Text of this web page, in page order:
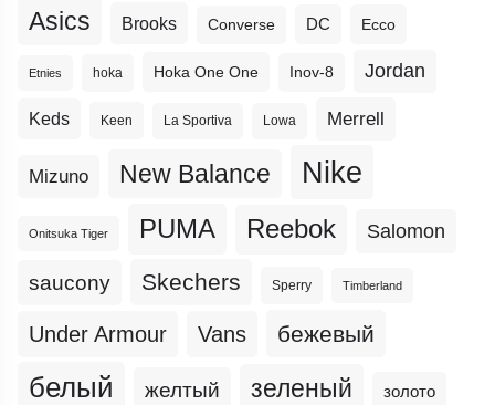
Asics Brooks Converse DC Ecco
Etnies hoka Hoka One One Inov-8 Jordan
Keds Keen La Sportiva Lowa Merrell
Mizuno New Balance Nike
Onitsuka Tiger PUMA Reebok Salomon
saucony Skechers Sperry Timberland
Under Armour Vans бежевый
белый желтый зеленый золото